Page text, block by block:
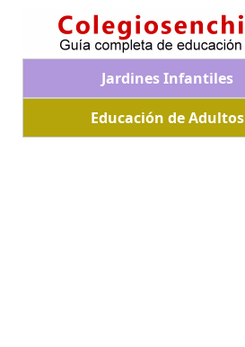
Jardines Infantiles
Educación de Adultos